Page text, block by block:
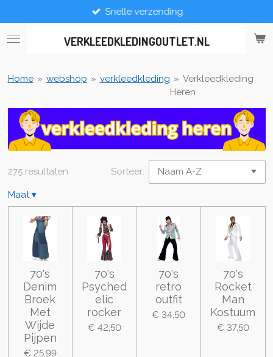
direct
naar
VERKLEEDKLEDINGOUTLET.NL
Snelle verzending
Home » webshop » verkleedkleding » Verkleedkleding
Heren
275 resultaten Sorteer:
Maat▾
70's
Denim
Broek
Met
Wijde
Pijpen
€ 25,99
70's
Psyched
elic
rocker
€ 42,50
70's
retro
outfit
€ 34,50
70's
Rocket
Man
Kostuum
€ 37,50